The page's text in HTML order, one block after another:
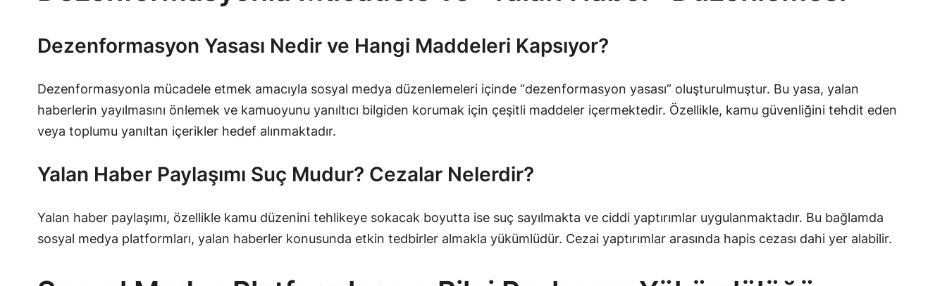
Dezenformasyon Yasası Nedir ve Hangi Maddeleri Kapsıyor?
Dezenformasyonla mücadele etmek amacıyla sosyal medya düzenlemeleri içinde “dezenformasyon yasası” oluşturulmuştur. Bu yasa, yalan
haberlerin yayılmasını önlemek ve kamuoyunu yanıltıcı bilgiden korumak için çeşitli maddeler içermektedir. Özellikle, kamu güvenliğini tehdit eden
veya toplumu yanıltan içerikler hedef alınmaktadır.
Yalan Haber Paylaşımı Suç Mudur? Cezalar Nelerdir?
Yalan haber paylaşımı, özellikle kamu düzenini tehlikeye sokacak boyutta ise suç sayılmakta ve ciddi yaptırımlar uygulanmaktadır. Bu bağlamda
sosyal medya platformları, yalan haberler konusunda etkin tedbirler almakla yükümlüdür. Cezai yaptırımlar arasında hapis cezası dahi yer alabilir.